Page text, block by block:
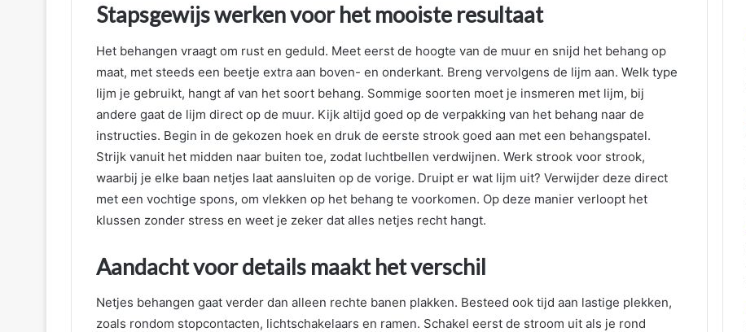
Stapsgewijs werken voor het mooiste resultaat
Het behangen vraagt om rust en geduld. Meet eerst de hoogte van de muur en snijd het behang op
maat, met steeds een beetje extra aan boven- en onderkant. Breng vervolgens de lijm aan. Welk type
lijm je gebruikt, hangt af van het soort behang. Sommige soorten moet je insmeren met lijm, bij
andere gaat de lijm direct op de muur. Kijk altijd goed op de verpakking van het behang naar de
instructies. Begin in de gekozen hoek en druk de eerste strook goed aan met een behangspatel.
Strijk vanuit het midden naar buiten toe, zodat luchtbellen verdwijnen. Werk strook voor strook,
waarbij je elke baan netjes laat aansluiten op de vorige. Druipt er wat lijm uit? Verwijder deze direct
met een vochtige spons, om vlekken op het behang te voorkomen. Op deze manier verloopt het
klussen zonder stress en weet je zeker dat alles netjes recht hangt.
Aandacht voor details maakt het verschil
Netjes behangen gaat verder dan alleen rechte banen plakken. Besteed ook tijd aan lastige plekken,
zoals rondom stopcontacten, lichtschakelaars en ramen. Schakel eerst de stroom uit als je rond